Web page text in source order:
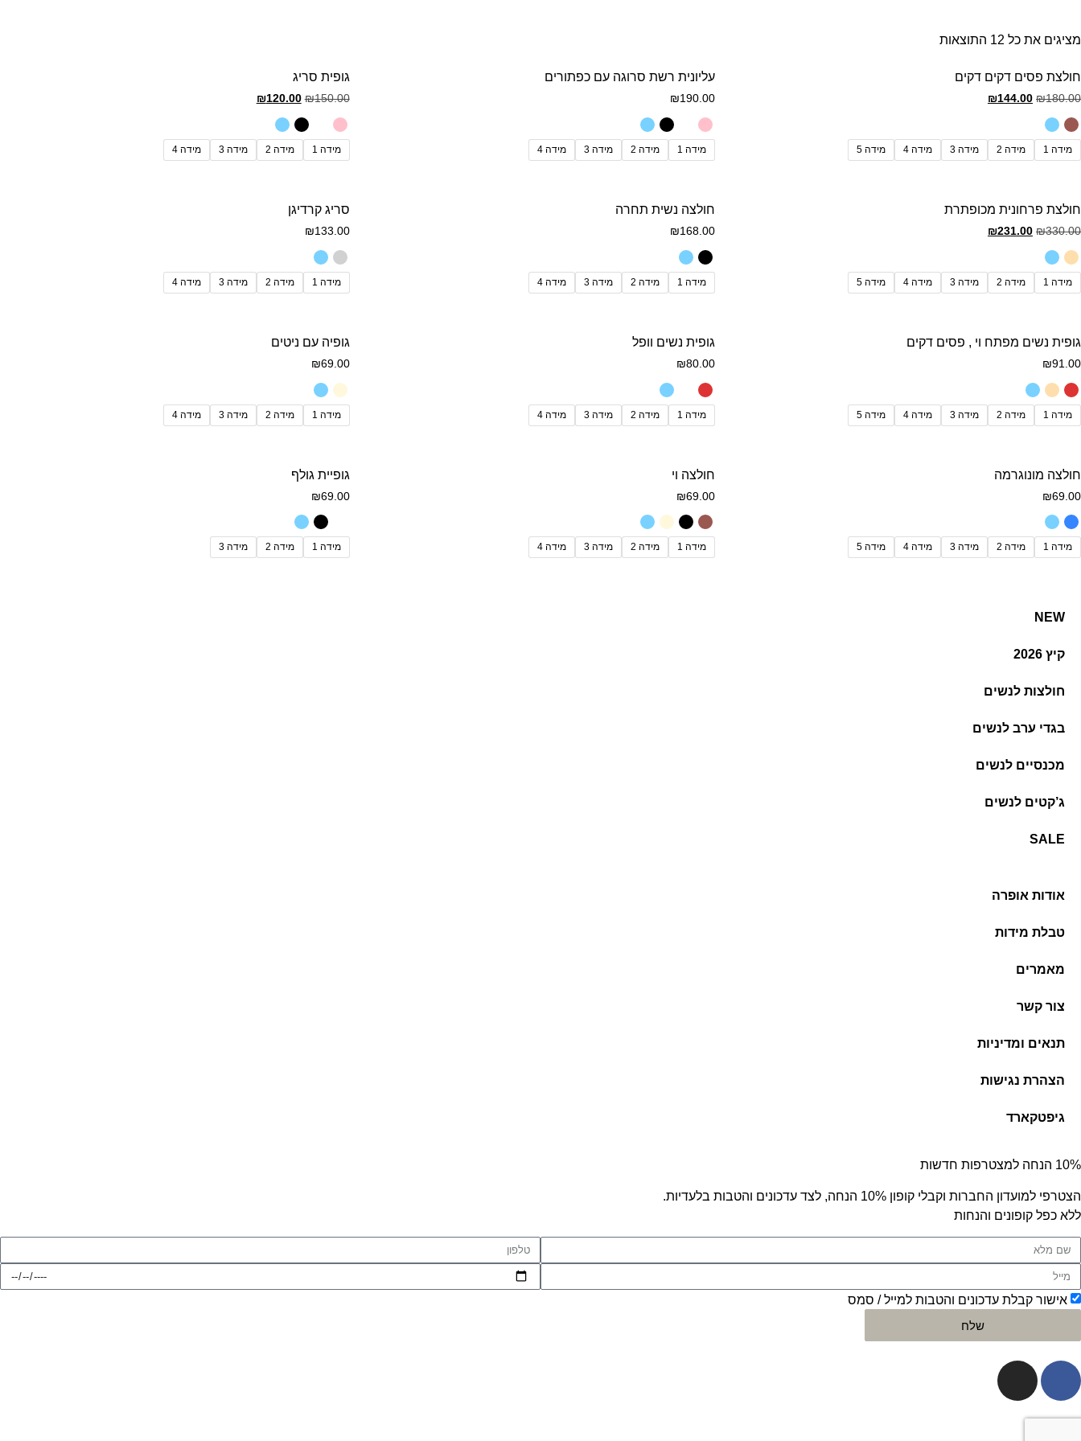
מציגים את כל ⁦12⁩ התוצאות
חולצת פסים דקים דקים
₪180.00
₪144.00
מידה 1 מידה 2 מידה 3 מידה 4 מידה 5
עליונית רשת סרוגה עם כפתורים
₪190.00
מידה 1 מידה 2 מידה 3 מידה 4
גופית סריג
₪150.00
₪120.00
מידה 1 מידה 2 מידה 3 מידה 4
חולצת פרחונית מכופתרת
₪330.00
₪231.00
מידה 1 מידה 2 מידה 3 מידה 4 מידה 5
חולצה נשית תחרה
₪168.00
מידה 1 מידה 2 מידה 3 מידה 4
סריג קרדיגן
₪133.00
מידה 1 מידה 2 מידה 3 מידה 4
גופית נשים מפתח וי , פסים דקים
₪91.00
מידה 1 מידה 2 מידה 3 מידה 4 מידה 5
גופית נשים וופל
₪80.00
מידה 1 מידה 2 מידה 3 מידה 4
גופיה עם ניטים
₪69.00
מידה 1 מידה 2 מידה 3 מידה 4
חולצה מונוגרמה
₪69.00
מידה 1 מידה 2 מידה 3 מידה 4 מידה 5
חולצה וי
₪69.00
מידה 1 מידה 2 מידה 3 מידה 4
גופיית גולף
₪69.00
מידה 1 מידה 2 מידה 3
NEW
קיץ 2026
חולצות לנשים
בגדי ערב לנשים
מכנסיים לנשים
ג’קטים לנשים
SALE
אודות אופרה
טבלת מידות
מאמרים
צור קשר
תנאים ומדיניות
הצהרת נגישות
גיפטקארד
10% הנחה למצטרפות חדשות
הצטרפי למועדון החברות וקבלי קופון 10% הנחה, לצד עדכונים והטבות בלעדיות.
ללא כפל קופונים והנחות
אישור קבלת עדכונים והטבות למייל / סמס
שלח